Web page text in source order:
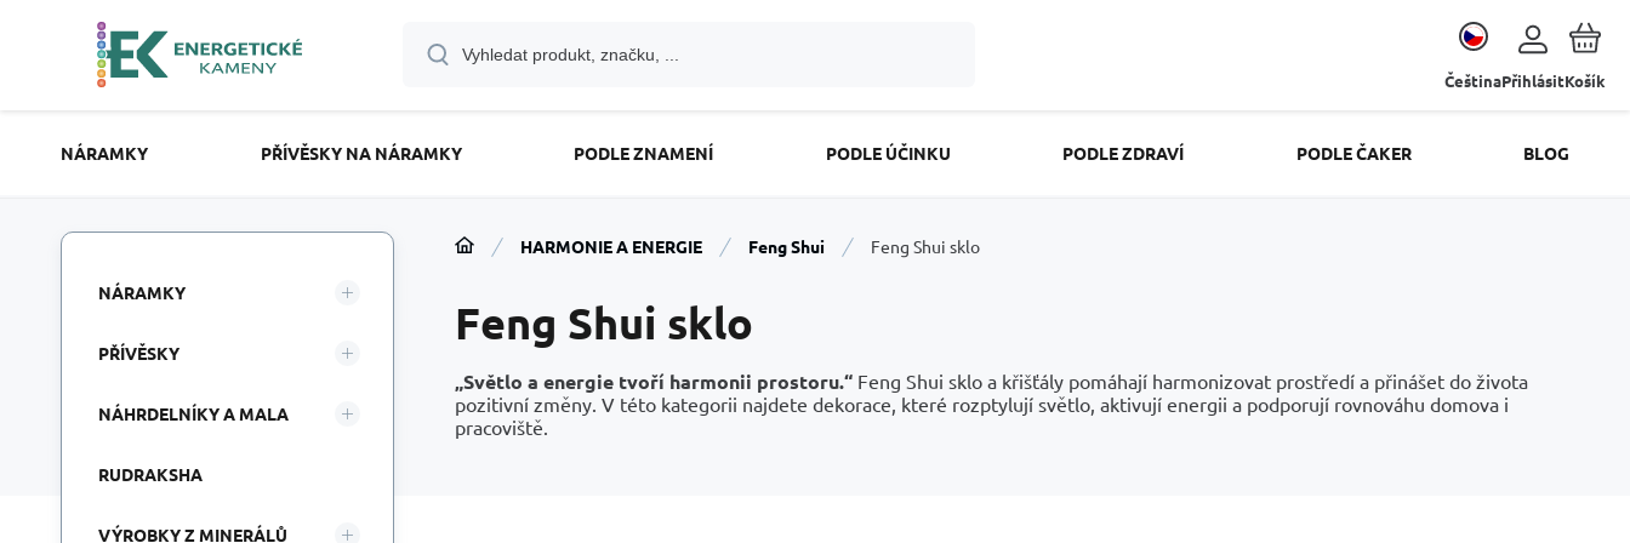
ČeštinaPřihlásitKošík
NÁRAMKY PŘÍVĚSKY NA NÁRAMKY PODLE ZNAMENÍ PODLE ÚČINKU PODLE ZDRAVÍ PODLE ČAKER BLOG
HARMONIE A ENERGIE Feng Shui Feng Shui sklo
Feng Shui sklo
„Světlo a energie tvoří harmonii prostoru.“ Feng Shui sklo a křišťály pomáhají harmonizovat prostředí a přinášet do života
pozitivní změny. V této kategorii najdete dekorace, které rozptylují světlo, aktivují energii a podporují rovnováhu domova i
pracoviště.
NÁRAMKY
PŘÍVĚSKY
NÁHRDELNÍKY A MALA
RUDRAKSHA
VÝROBKY Z MINERÁLŮ